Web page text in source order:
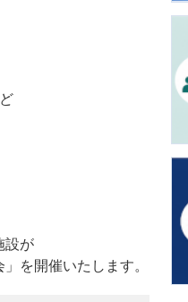
設が
を開催いたします。